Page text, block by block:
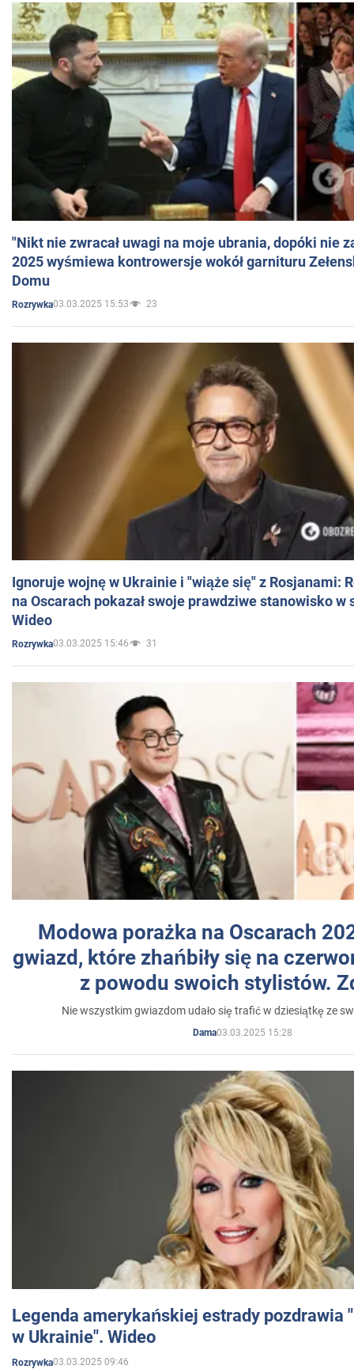
"Nikt nie zwracał uwagi na moje ubrania, dopóki nie
2025 wyśmiewa kontrowersje wokół garnituru
Domu
Rozrywka03.03.2025 15:53 23
Ignoruje wojnę w Ukrainie i "wiąże się" z Rosjanami:
na Oscarach pokazał swoje prawdziwe stanowisko w
Wideo
Rozrywka03.03.2025 15:46 31
Modowa porażka na Oscarach
gwiazd, które zhańbiły się na
z powodu swoich stylistów.
Nie wszystkim gwiazdom udało się trafić w dziesiątkę ze
Dama03.03.2025 15:28
Legenda amerykańskiej estrady pozdrawia
w Ukrainie". Wideo
Rozrywka03.03.2025 09:46